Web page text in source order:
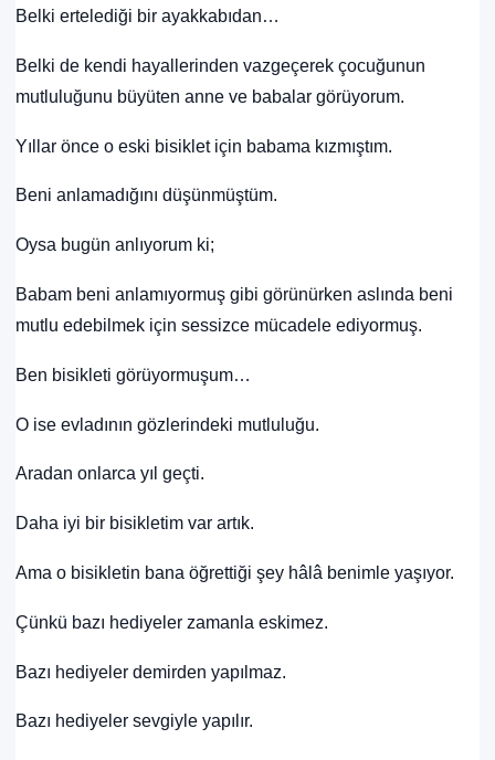
Belki ertelediği bir ayakkabıdan…
Belki de kendi hayallerinden vazgeçerek çocuğunun
mutluluğunu büyüten anne ve babalar görüyorum.
Yıllar önce o eski bisiklet için babama kızmıştım.
Beni anlamadığını düşünmüştüm.
Oysa bugün anlıyorum ki;
Babam beni anlamıyormuş gibi görünürken aslında beni
mutlu edebilmek için sessizce mücadele ediyormuş.
Ben bisikleti görüyormuşum…
O ise evladının gözlerindeki mutluluğu.
Aradan onlarca yıl geçti.
Daha iyi bir bisikletim var artık.
Ama o bisikletin bana öğrettiği şey hâlâ benimle yaşıyor.
Çünkü bazı hediyeler zamanla eskimez.
Bazı hediyeler demirden yapılmaz.
Bazı hediyeler sevgiyle yapılır.